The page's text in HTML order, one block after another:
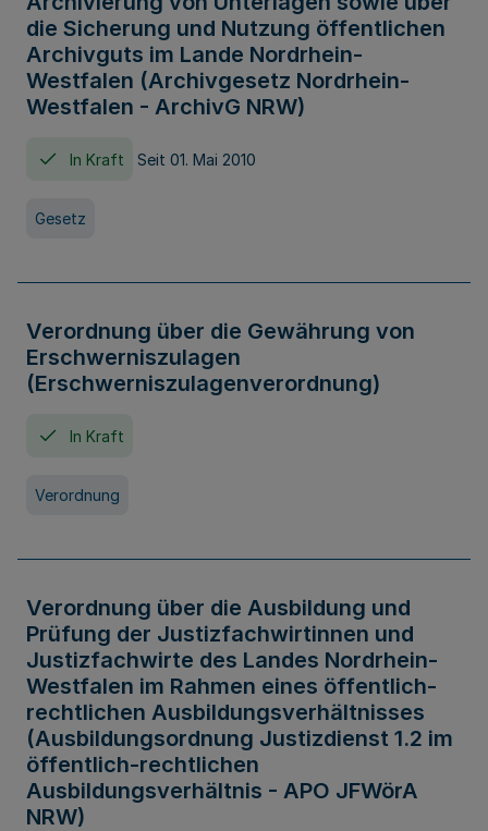
die Sicherung und Nutzung öffentlichen
Archivguts im Lande Nordrhein-
Westfalen (Archivgesetz Nordrhein-
Westfalen - ArchivG NRW)
In Kraft Seit 01. Mai 2010
Gesetz
Verordnung über die Gewährung von
Erschwerniszulagen
(Erschwerniszulagenverordnung)
In Kraft
Verordnung
Verordnung über die Ausbildung und
Prüfung der Justizfachwirtinnen und
Justizfachwirte des Landes Nordrhein-
Westfalen im Rahmen eines öffentlich-
rechtlichen Ausbildungsverhältnisses
(Ausbildungsordnung Justizdienst 1.2 im
öffentlich-rechtlichen
Ausbildungsverhältnis - APO JFWörA
NRW)